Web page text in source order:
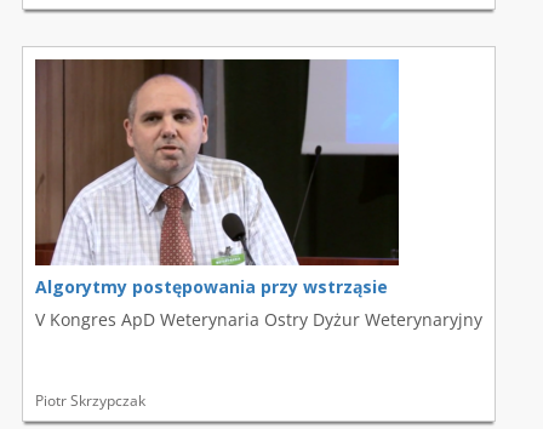
Algorytmy postępowania przy wstrząsie
V Kongres ApD Weterynaria Ostry Dyżur Weterynaryjny
Piotr Skrzypczak